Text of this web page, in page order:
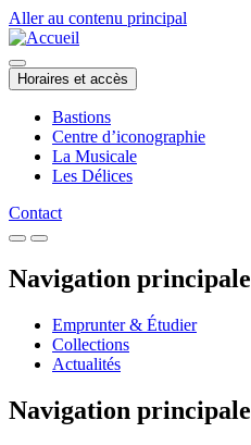
Aller au contenu principal
Horaires et accès
Bastions
Centre d’iconographie
La Musicale
Les Délices
Contact
Navigation principale
Emprunter & Étudier
Collections
Actualités
Navigation principale